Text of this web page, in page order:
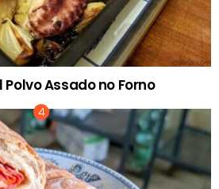
Assado no Forno